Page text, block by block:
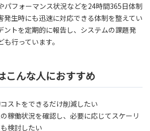
パフォーマンス状況などを24時間365日体制
発生時にも迅速に対応できる体制を整えてい
ントを定期的に報告し、システムの課題発
行っています。
こんな人におすすめ
ストをできるだけ削減したい
稼働状況を確認し、必要に応じてスケーリ
検討したい